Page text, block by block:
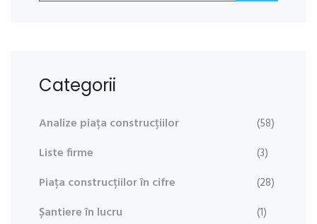
Categorii
Analize piața construcțiilor (58)
Liste firme (3)
Piața construcțiilor în cifre (28)
Șantiere în lucru (1)